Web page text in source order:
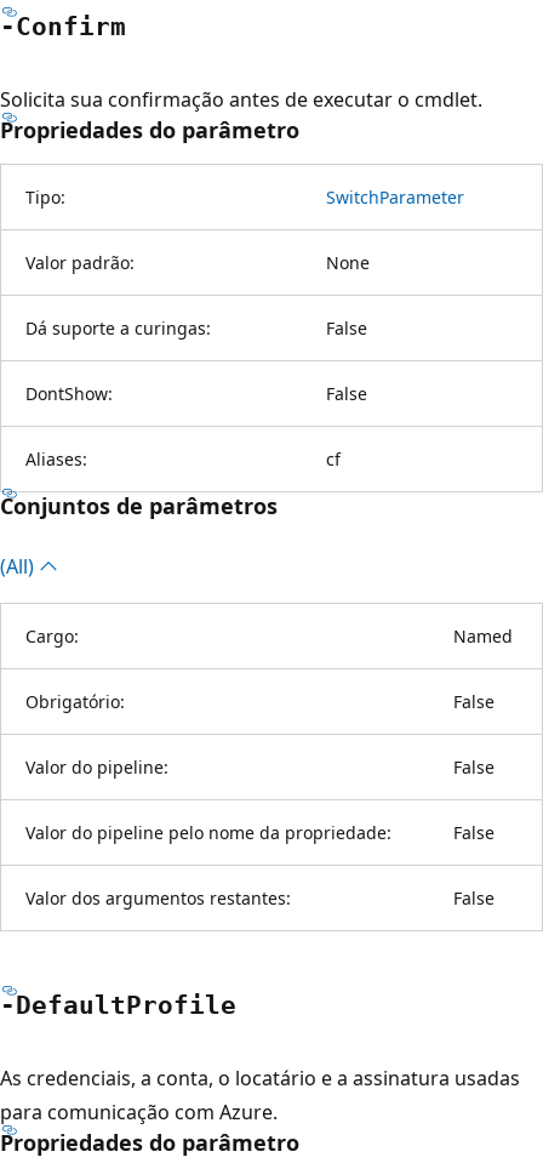
-Confirm
Solicita sua confirmação antes de executar o cmdlet.
Propriedades do parâmetro
Tipo: SwitchParameter
Valor padrão: None
Dá suporte a curingas: False
DontShow: False
Aliases: cf
Conjuntos de parâmetros
(All)
Cargo: Named
Obrigatório: False
Valor do pipeline: False
Valor do pipeline pelo nome da propriedade: False
Valor dos argumentos restantes: False
-DefaultProfile
As credenciais, a conta, o locatário e a assinatura usadas
para comunicação com Azure.
Propriedades do parâmetro